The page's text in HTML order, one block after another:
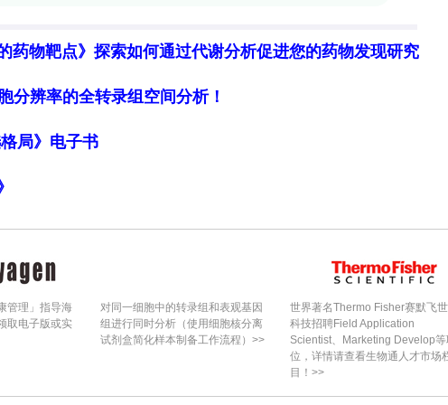
鼠的心率、射血分数、缩短分数、心输出量和每搏输出
MMP14条件性敲除不影响基础心血管功能。
影响血浆脂质水平和动脉粥样硬化发展。与对照组相
WD喂养16周后主动脉弓和主动脉窦的斑块面积显著减
斑块中α-SMA阳性细胞减少，但胶原含量增加，而坏死
的，即归因于SMC MMP14的条件性敲除。
药物靶点》探索如何通过代谢分析促进您的药物发现研究
辨率的全转录组空间分析！
局》电子书
管理」指导海
取电子版或实
对同一细胞中的转录组和表观基因
组进行同时分析（使用细胞核分离
试剂盒简化样本制备工作流程）>>
世界著名Thermo Fisher赛默飞
科技招聘Field Application
Scientist、Marketing Develop等
位，详情请查看生物通人才市场
目！>>